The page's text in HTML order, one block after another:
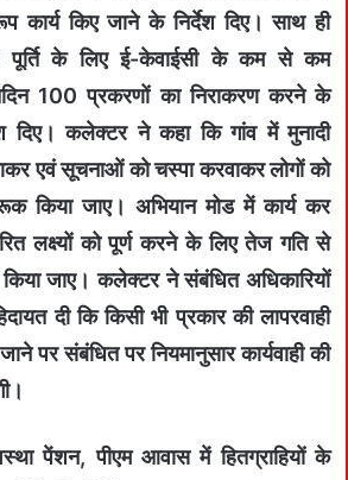
कार्य किए जाने के निर्देश दिए। साथ ही
पूर्ति के लिए ई-केवाईसी के कम से कम
100 प्रकरणों का निराकरण करने के
दिए। कलेक्‍टर ने कहा कि गांव में मुनादी
एवं सूचनाओं को चस्पा करवाकर लोगों को
किया जाए। अभियान मोड में कार्य कर
लक्ष्यों को पूर्ण करने के लिए तेज गति से
किया जाए। कलेक्‍टर ने संबंधित अधिकारियों
दी कि किसी भी प्रकार की लापरवाही
पर संबंधित पर नियमानुसार कार्यवाही की
पेंशन, पीएम आवास में हितग्राहियों के